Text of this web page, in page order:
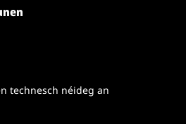
technesch néideg an